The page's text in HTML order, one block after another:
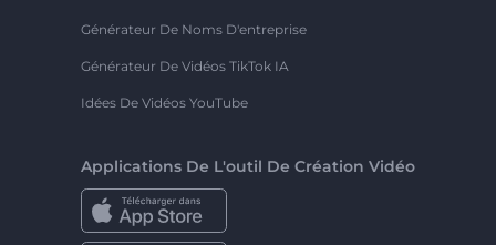
Générateur De Noms D'entreprise
Générateur De Vidéos TikTok IA
Idées De Vidéos YouTube
Applications De L'outil De Création Vidéo